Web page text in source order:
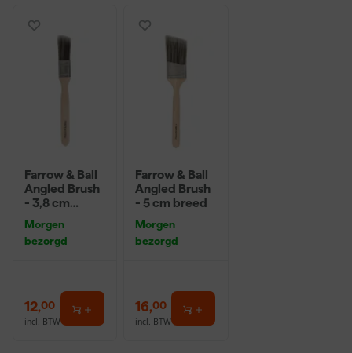
Farrow & Ball
Angled Brush
- 3,8 cm
Morgen
bezorgd
12,00
incl. BTW
Farrow & Ball
Angled Brush
- 5 cm breed
Morgen
bezorgd
16,00
incl. BTW